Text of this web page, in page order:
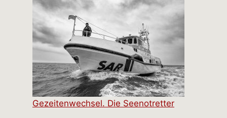
Gezeitenwechsel. Die Seenotretter